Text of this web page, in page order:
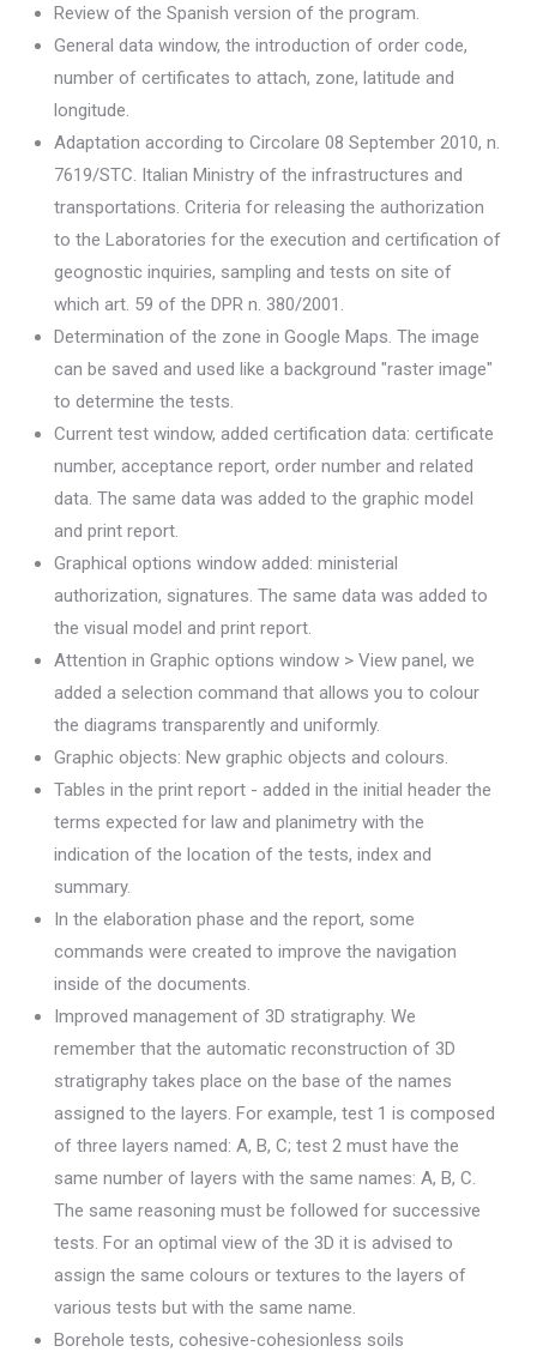
Review of the Spanish version of the program.
General data window, the introduction of order code,
number of certificates to attach, zone, latitude and
longitude.
Adaptation according to Circolare 08 September 2010, n.
7619/STC. Italian Ministry of the infrastructures and
transportations. Criteria for releasing the authorization
to the Laboratories for the execution and certification of
geognostic inquiries, sampling and tests on site of
which art. 59 of the DPR n. 380/2001.
Determination of the zone in Google Maps. The image
can be saved and used like a background "raster image"
to determine the tests.
Current test window, added certification data: certificate
number, acceptance report, order number and related
data. The same data was added to the graphic model
and print report.
Graphical options window added: ministerial
authorization, signatures. The same data was added to
the visual model and print report.
Attention in Graphic options window > View panel, we
added a selection command that allows you to colour
the diagrams transparently and uniformly.
Graphic objects: New graphic objects and colours.
Tables in the print report - added in the initial header the
terms expected for law and planimetry with the
indication of the location of the tests, index and
summary.
In the elaboration phase and the report, some
commands were created to improve the navigation
inside of the documents.
Improved management of 3D stratigraphy. We
remember that the automatic reconstruction of 3D
stratigraphy takes place on the base of the names
assigned to the layers. For example, test 1 is composed
of three layers named: A, B, C; test 2 must have the
same number of layers with the same names: A, B, C.
The same reasoning must be followed for successive
tests. For an optimal view of the 3D it is advised to
assign the same colours or textures to the layers of
various tests but with the same name.
Borehole tests, cohesive-cohesionless soils